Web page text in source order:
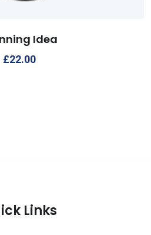
Idea
£22.00
Links